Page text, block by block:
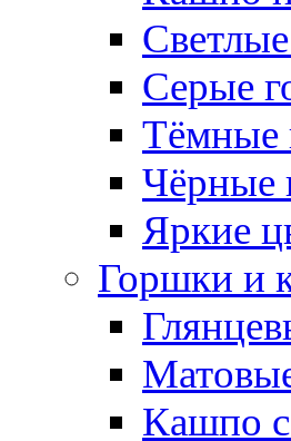
Серые
Тёмные
Чёрные
Яркие
Горшки и
Кашпо